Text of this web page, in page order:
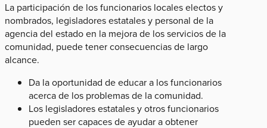
La participación de los funcionarios locales electos y
nombrados, legisladores estatales y personal de la
agencia del estado en la mejora de los servicios de la
comunidad, puede tener consecuencias de largo
alcance.
Da la oportunidad de educar a los funcionarios
acerca de los problemas de la comunidad.
Los legisladores estatales y otros funcionarios
pueden ser capaces de ayudar a obtener